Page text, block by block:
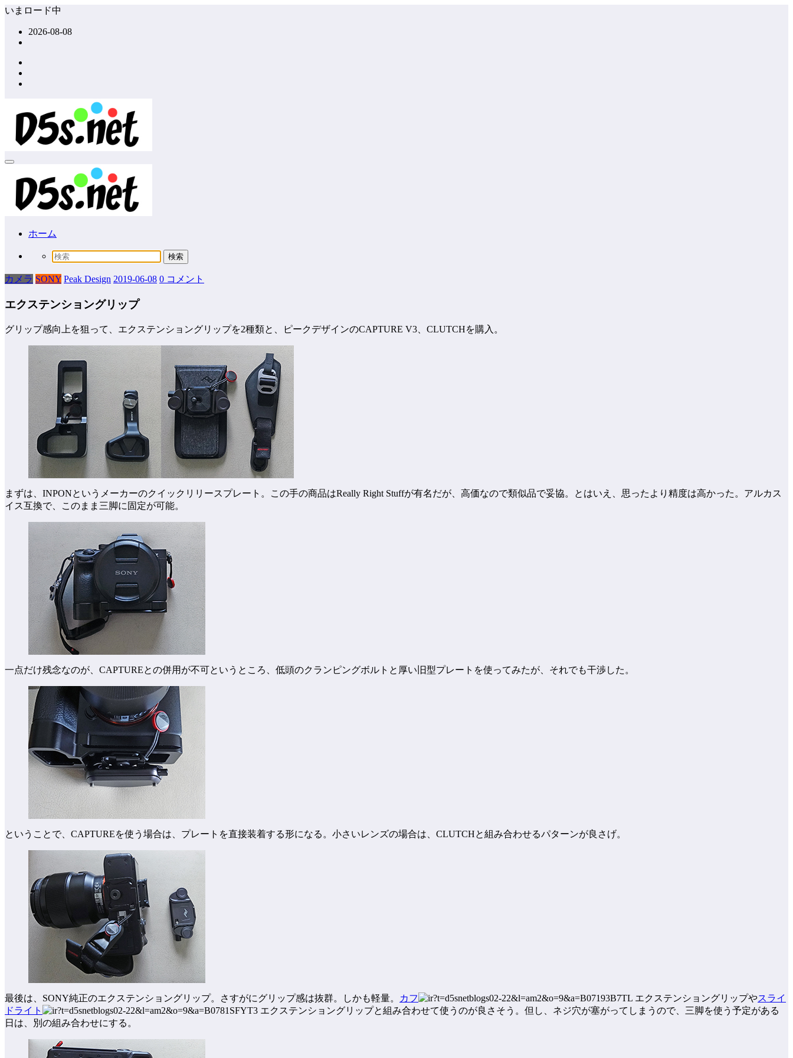
コ
いまロード中
2026-08-08
ホーム
カメラ SONY Peak Design 2019-06-08 0 コメント
エクステンショングリップ
グリップ感向上を狙って、エクステンショングリップを2種類と、ピークデザインのCAPTURE V3、CLUTCHを購入。
まずは、INPONというメーカーのクイックリリースプレート。この手の商品はReally Right Stuffが有名だが、高価なので類似品で妥協。とはいえ、思ったより精度は高かった。アルカス
イス互換で、このまま三脚に固定が可能。
一点だけ残念なのが、CAPTUREとの併用が不可というところ、低頭のクランピングボルトと厚い旧型プレートを使ってみたが、それでも干渉した。
ということで、CAPTUREを使う場合は、プレートを直接装着する形になる。小さいレンズの場合は、CLUTCHと組み合わせるパターンが良さげ。
最後は、SONY純正のエクステンショングリップ。さすがにグリップ感は抜群。しかも軽量。 カフ やスライ
ドライト
と組み合わせて使うのが良さそう。但し、ネジ穴が塞がってしまうので、三脚を使う予定がある
日は、別の組み合わせにする。